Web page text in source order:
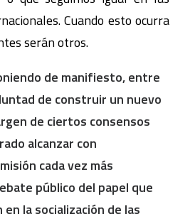
Cuando esto ocurra
serán otros.
de manifiesto, entre
de construir un nuevo
de ciertos consensos
alcanzar con
cada vez más
público del papel que
la socialización de las